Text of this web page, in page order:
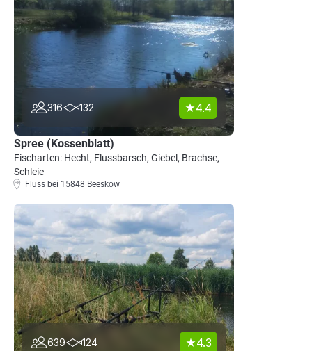
316 132 4.4
Spree (Kossenblatt)
Fischarten: Hecht, Flussbarsch, Giebel, Brachse,
Schleie
Fluss bei 15848 Beeskow
639 124 4.3